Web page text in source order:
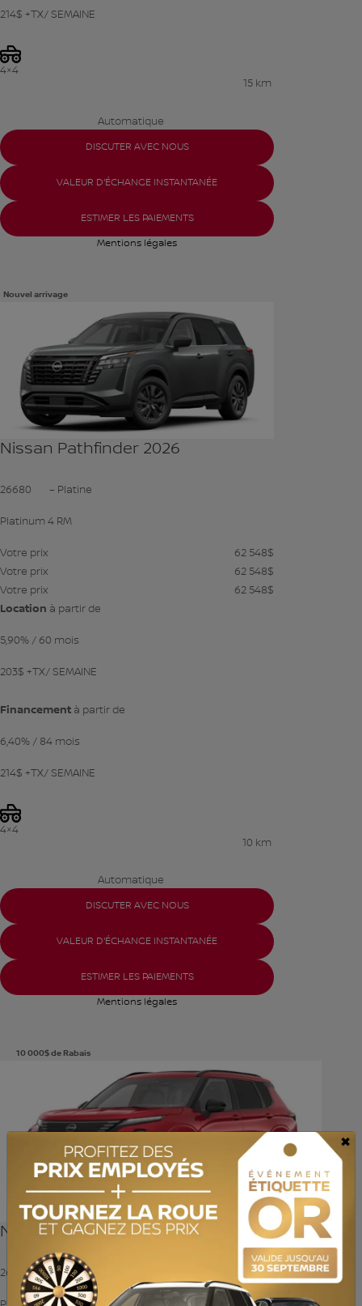
214$ +TX/ SEMAINE
4×4
Automatique
15 km
DISCUTER AVEC NOUS
VALEUR D'ÉCHANGE INSTANTANÉE
ESTIMER LES PAIEMENTS
Mentions légales
Nouvel arrivage
VOIR PLUS
Nissan Pathfinder 2026
26680 – Platine
Platinum 4 RM
Votre prix 62 548$
Votre prix
62 548$
Votre prix
62 548$
Location à partir de
5,90%/ 60 mois
203$ +TX/ SEMAINE
Financement à partir de
6,40%/ 84 mois
214$ +TX/ SEMAINE
4×4
Automatique
10 km
DISCUTER AVEC NOUS
VALEUR D'ÉCHANGE INSTANTANÉE
ESTIMER LES PAIEMENTS
Mentions légales
10 000$de Rabais
VOIR PLUS
Nissan Rogue hybride rechargeable 2026
26597 – Platine
×